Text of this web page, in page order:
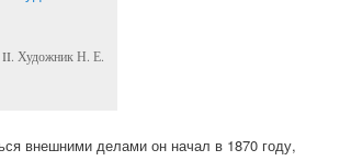
II. Художник Н. Е.
внешними делами он начал в 1870 году,